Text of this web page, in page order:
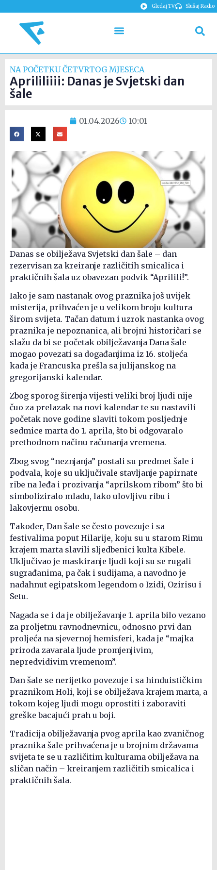
Gledaj TV Slušaj Radio
NA POČETKU ČETVRTOG MJESECA
Aprililiiii: Danas je Svjetski dan
šale
01.04.2026 10:01
Danas se obilježava Svjetski dan šale – dan
rezervisan za kreiranje različitih smicalica i
praktičnih šala uz obavezan podvik “Aprilili!”.
Iako je sam nastanak ovog praznika još uvijek
misterija, prihvaćen je u velikom broju kultura
širom svijeta. Tačan datum i uzrok nastanka ovog
praznika je nepoznanica, ali brojni historičari se
slažu da bi se početak obilježavanja Dana šale
mogao povezati sa događanjima iz 16. stoljeća
kada je Francuska prešla sa julijanskog na
gregorijanski kalendar.
Zbog sporog širenja vijesti veliki broj ljudi nije
čuo za prelazak na novi kalendar te su nastavili
početak nove godine slaviti tokom posljednje
sedmice marta do 1. aprila, što bi odgovaralo
prethodnom načinu računanja vremena.
Zbog svog “neznjanja” postali su predmet šale i
podvala, koje su uključivale stavljanje papirnate
ribe na leđa i prozivanja “aprilskom ribom” što bi
simboliziralo mladu, lako ulovljivu ribu i
lakovjernu osobu.
Također, Dan šale se često povezuje i sa
festivalima poput Hilarije, koju su u starom Rimu
krajem marta slavili sljedbenici kulta Kibele.
Uključivao je maskiranje ljudi koji su se rugali
sugrađanima, pa čak i sudijama, a navodno je
nadahnut egipatskom legendom o Izidi, Ozirisu i
Setu.
Nagađa se i da je obilježavanje 1. aprila bilo vezano
za proljetnu ravnodnevnicu, odnosno prvi dan
proljeća na sjevernoj hemisferi, kada je “majka
priroda zavarala ljude promjenjivim,
nepredvidivim vremenom”.
Dan šale se nerijetko povezuje i sa hinduističkim
praznikom Holi, koji se obilježava krajem marta, a
tokom kojeg ljudi mogu oprostiti i zaboraviti
greške bacajući prah u boji.
Tradicija obilježavanja pvog aprila kao zvaničnog
praznika šale prihvaćena je u brojnim državama
svijeta te se u različitim kulturama obilježava na
sličan način – kreiranjem različitih smicalica i
praktičnih šala.